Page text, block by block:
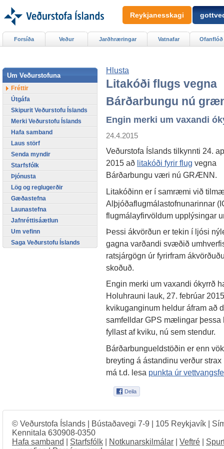
Hlusta
Litakóði flugs vegna
Bárðarbungu nú
Engin merki um vaxandi
24.4.2015
Veðurstofa Íslands tilkynnti 24.
2015 að litakóði fyrir flug vegna
Bárðarbungu væri nú GRÆNN.
Litakóðinn er í samræmi við
Alþjóðaflugmálastofnunarinnar
flugmálayfirvöldum upplýsingar
Þessi ákvörðun er tekin í ljósi
gagna varðandi svæðið
ratsjárgögn úr fyrirfram
skoðuð.
Engin merki um vaxandi ókyrrð
Holuhrauni lauk, 27. febrúar
kvikuganginum heldur áfram að
samfelldar GPS mælingar
fyllast af kviku, nú sem stendur.
Bárðarbungueldstöðin er enn
breyting á ástandinu verður
má t.d. lesa punkta úr
Forsíða Veður Jarðhræringar Vatnafar Ofanflóð
Um Veðurstofuna
Fréttir
Útgáfa
Skipurit Veðurstofu Íslands
Merki Veðurstofu Íslands
Hafa samband
Laus störf
Senda myndir
Starfsfólk
Þjónusta
Lög og reglugerðir
Gæðastefna
Launastefna
Jafnréttisáætlun
Um vefinn
Saga Veðurstofu Íslands
Reykjanesskagi
© Veðurstofa Íslands | Bústaðavegi 7-9 | 105 Reykjavík |
Kennitala 630908-0350
Hafa samband
Starfsfólk Notkunarskilmálar Veftré